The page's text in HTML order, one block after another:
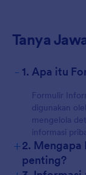
Tanya
- 1. Apa itu
Formulir
digunakan
mengelola
informasi
+2.
penting?